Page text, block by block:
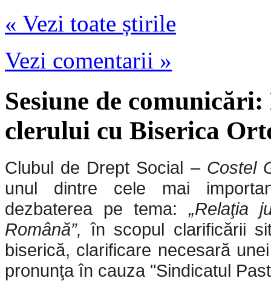
« Vezi toate știrile
Vezi comentarii »
Sesiune de
clerului cu Biserica
Clubul de Drept Social – Costel
unul dintre cele mai
dezbaterea pe tema: „Relaţia
Română”,în scopul clarificării
biserică, clarificare necesară
pronunţa în cauza "Sindicatul